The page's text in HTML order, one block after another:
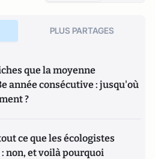
PLUS PARTAGES
que la moyenne
année consécutive : jusqu'où
?
ce que les écologistes
non, et voilà pourquoi